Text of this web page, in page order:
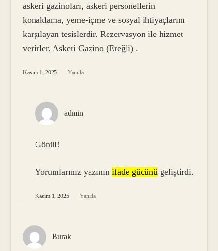
askeri gazinoları, askeri personellerin
konaklama, yeme-içme ve sosyal ihtiyaçlarını
karşılayan tesislerdir. Rezervasyon ile hizmet
verirler. Askeri Gazino (Ereğli) .
Kasım 1, 2025 Yanıtla
admin
Gönül!
Yorumlarınız yazınınifade gücünü geliştirdi.
Kasım 1, 2025 Yanıtla
Burak